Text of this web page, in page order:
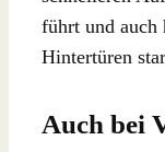
führt und auch
Hintertüren
Auch bei